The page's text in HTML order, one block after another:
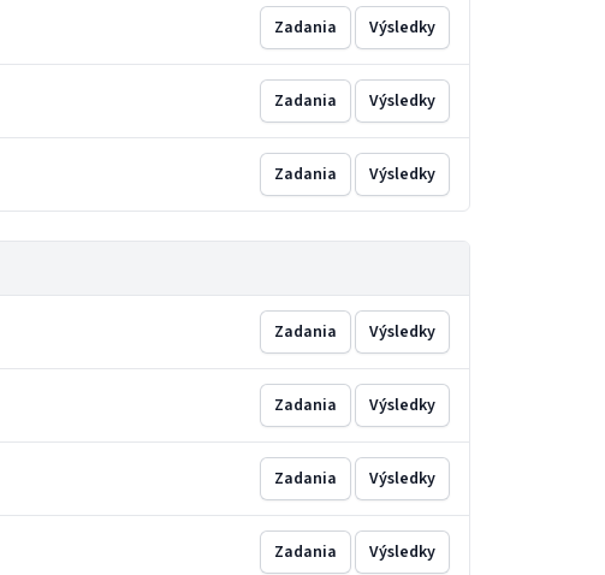
Zadania Výsledky
Zadania Výsledky
Zadania Výsledky
Zadania Výsledky
Zadania Výsledky
Zadania Výsledky
Zadania Výsledky